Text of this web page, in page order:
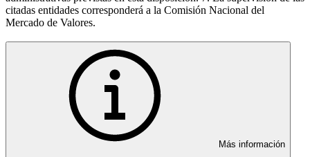
citadas entidades corresponderá a la Comisión Nacional del
Mercado de Valores.
Más información